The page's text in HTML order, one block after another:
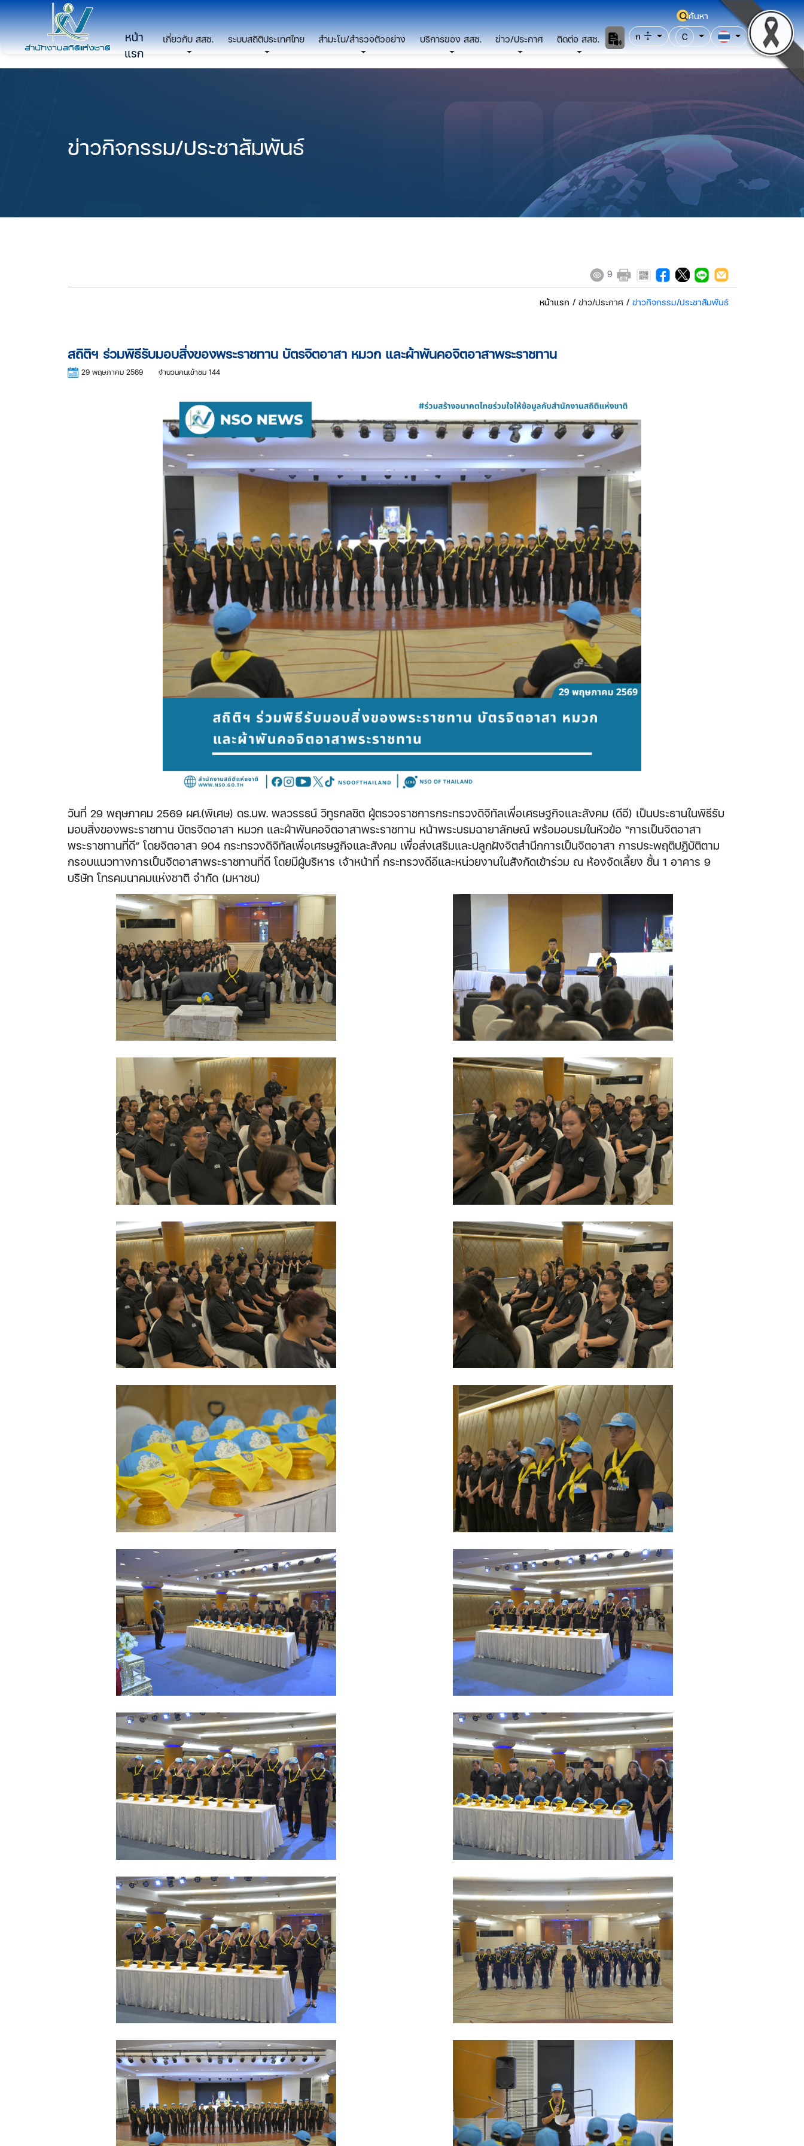
หน้า
แรก
เกี่ยวกับ สสช. ระบบสถิติประเทศไทย สำมะโน/สำรวจตัวอย่าง บริการของ สสช. ข่าว/ประกาศ ติดต่อ สสช.
ค้นหา
ก
C
ข่าวกิจกรรม/ประชาสัมพันธ์
9
หน้าแรก / ข่าว/ประกาศ / ข่าวกิจกรรม/ประชาสัมพันธ์
สถิติฯ ร่วมพิธีรับมอบสิ่งของพระราชทาน บัตรจิตอาสา หมวก และผ้าพันคอจิตอาสาพระราชทาน
29 พฤษภาคม 2569 จำนวนคนเข้าชม 144
วันที่ 29 พฤษภาคม 2569 ผศ.(พิเศษ) ดร.นพ. พลวรรธน์ วิทูรกลชิต ผู้ตรวจราชการกระทรวงดิจิทัลเพื่อเศรษฐกิจและสังคม (ดีอี) เป็นประธานในพิธีรับ
มอบสิ่งของพระราชทาน บัตรจิตอาสา หมวก และผ้าพันคอจิตอาสาพระราชทาน หน้าพระบรมฉายาลักษณ์ พร้อมอบรมในหัวข้อ “การเป็นจิตอาสา
พระราชทานที่ดี” โดยจิตอาสา 904 กระทรวงดิจิทัลเพื่อเศรษฐกิจและสังคม เพื่อส่งเสริมและปลูกฝังจิตสำนึกการเป็นจิตอาสา การประพฤติปฏิบัติตาม
กรอบแนวทางการเป็นจิตอาสาพระราชทานที่ดี โดยมีผู้บริหาร เจ้าหน้าที่ กระทรวงดีอีและหน่วยงานในสังกัดเข้าร่วม ณ ห้องจัดเลี้ยง ชั้น 1 อาคาร 9
บริษัท โทรคมนาคมแห่งชาติ จำกัด (มหาชน)